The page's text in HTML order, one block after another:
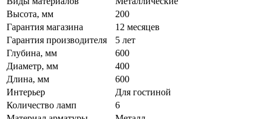
Высота, мм
200
Гарантия магазина
12 месяцев
Гарантия производителя
5 лет
Глубина, мм
600
Диаметр, мм
400
Длина, мм
600
Интерьер
Для гостиной
Количество ламп
6